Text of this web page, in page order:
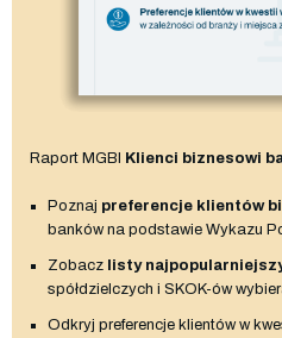
Raport MGBI Klienci biznesowi
Poznaj preferencje klientów
banków na podstawie Wykazu
Zobacz listy
spółdzielczych i SKOK-ów
Odkryj preferencje klientów w